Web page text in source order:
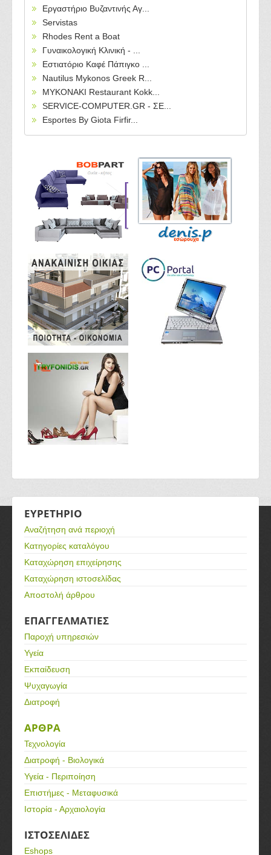
Εργαστήριο Βυζαντινής Αγ...
Servistas
Rhodes Rent a Boat
Γυναικολογική Κλινική - ...
Εστιατόριο Καφέ Πάπιγκο ...
Nautilus Mykonos Greek R...
MYKONAKI Restaurant Kokk...
SERVICE-COMPUTER.GR - ΣΕ...
Esportes By Giota Firfir...
ΕΥΡΕΤΗΡΙΟ
Αναζήτηση ανά περιοχή
Κατηγορίες καταλόγου
Καταχώρηση επιχείρησης
Καταχώρηση ιστοσελίδας
Αποστολή άρθρου
ΕΠΑΓΓΕΛΜΑΤΙΕΣ
Παροχή υπηρεσιών
Υγεία
Εκπαίδευση
Ψυχαγωγία
Διατροφή
ΑΡΘΡΑ
Τεχνολογία
Διατροφή - Βιολογικά
Υγεία - Περιποίηση
Επιστήμες - Μεταφυσικά
Ιστορία - Αρχαιολογία
ΙΣΤΟΣΕΛΙΔΕΣ
Eshops